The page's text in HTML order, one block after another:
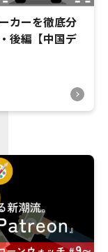
カーを徹底分
後編【中国デ